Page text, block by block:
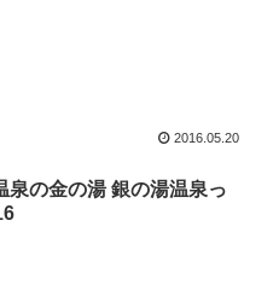
2016.05.20
泉の金の湯 銀の湯温泉っ